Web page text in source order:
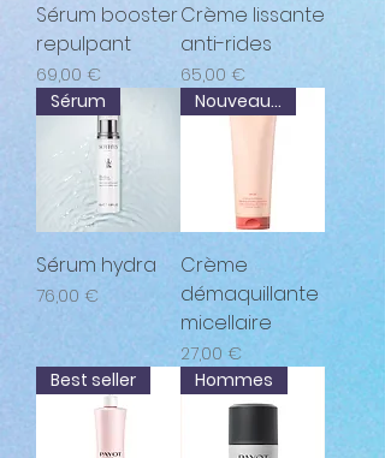
Sérum booster
repulpant
Prix
69,00 €
Crème lissante
anti-rides
Prix
65,00 €
Sérum
Sérum hydra
Prix
76,00 €
Nouveauté
Crème
démaquillante
micellaire
Prix
27,00 €
Best seller
Hommes